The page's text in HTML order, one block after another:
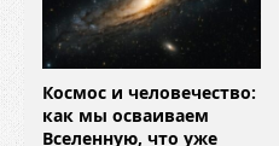
Космос и человечество:
как мы осваиваем
Вселенную, что уже